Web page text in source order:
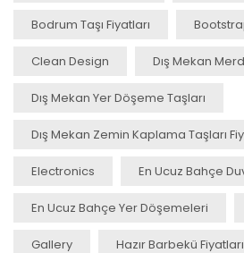
Bodrum Taşı Fiyatları
Clean Design Dış Mekan
Dış Mekan Yer Döşeme Taşları
Dış Mekan Zemin Kaplama Taşları
Electronics En Ucuz Bahçe
En Ucuz Bahçe Yer Döşemeleri
Gallery Hazır Barbekü Fiyatları